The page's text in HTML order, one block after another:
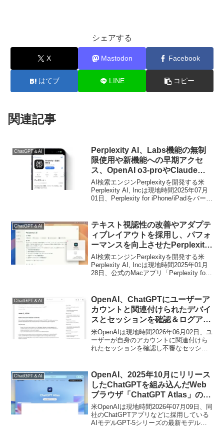
シェアする
X Mastodon Facebook
はてブ LINE コピー
関連記事
ChatGPT＆AI
Perplexity AI、Labs機能の無制
限使用や新機能への早期アクセ
ス、OpenAI o3-proやClaude
Opus 4へのアクセスが可能な月
額200ドルの「Perplexity Max」
プランを提供開始。
AI検索エンジンPerplexityを開発する米
Perplexity AI, Incは現地時間2025年07月
01日、Perplexity for iPhone/iPadをバージ
期アクセス、高度なAIモデルをサポート
した「Perplexity Max」プランに対応した
と発表しています。
ChatGPT＆AI
テキスト視認性の改善やアダプテ
ィブレイアウトを採用し、パフォ
ーマンスを向上させたPerplexity
公式クライアント「Perplexity
for Mac v1.0.11」がリリース。
AI検索エンジンPerplexityを開発する米
Perplexity AI, Incは現地時間2025年01月
28日、公式のMacアプリ「Perplexity for
ォーマンス強化を行ったと発表していま
す。
ChatGPT＆AI
OpenAI、ChatGPTにユーザーア
カウントと関連付けられたデバイ
スとセッションを確認＆ログアウ
トできる「アクティブなセッショ
ンのコントロール」機能をロール
アウト。
米OpenAIは現地時間2026年06月02日、ユ
ーザーが自身のアカウントに関連付けら
れたセッションを確認し不審なセッショ
トとセッションのコントロール (Active
account session controls)」のロールアウ
トを開始したと発表しています。
ChatGPT＆AI
OpenAI、2025年10月にリリース
したChatGPTを組み込んだWeb
ブラウザ「ChatGPT Atlas」の提
供を2026年8月9日で終了すると
発表。
米OpenAIは現地時間2026年07月09日、同
社のChatGPTアプリなどに採用している
AIモデルGPT-5シリーズの最新モデルと